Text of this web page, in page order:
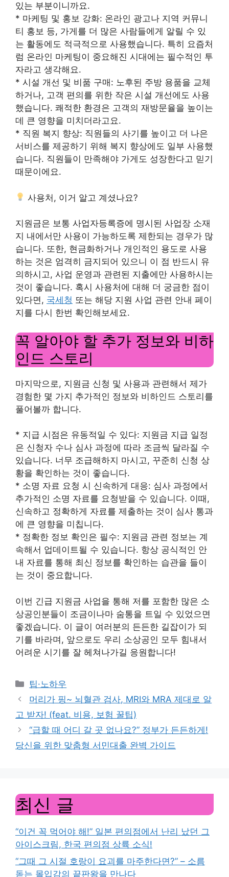
있는 부분이니까요.
* 마케팅 및 홍보 강화: 온라인 광고나 지역 커뮤니
티 홍보 등, 가게를 더 많은 사람들에게 알릴 수 있
는 활동에도 적극적으로 사용했습니다. 특히 요즘처
럼 온라인 마케팅이 중요해진 시대에는 필수적인 투
자라고 생각해요.
* 시설 개선 및 비품 구매: 노후된 주방 용품을 교체
하거나, 고객 편의를 위한 작은 시설 개선에도 사용
했습니다. 쾌적한 환경은 고객의 재방문율을 높이는
데 큰 영향을 미치더라고요.
* 직원 복지 향상: 직원들의 사기를 높이고 더 나은
서비스를 제공하기 위해 복지 향상에도 일부 사용했
습니다. 직원들이 만족해야 가게도 성장한다고 믿기
때문이에요.
사용처, 이거 알고 계셨나요?
지원금은 보통 사업자등록증에 명시된 사업장 소재
지 내에서만 사용이 가능하도록 제한되는 경우가 많
습니다. 또한, 현금화하거나 개인적인 용도로 사용
하는 것은 엄격히 금지되어 있으니 이 점 반드시 유
의하시고, 사업 운영과 관련된 지출에만 사용하시는
것이 좋습니다. 혹시 사용처에 대해 더 궁금한 점이
있다면, 국세청 또는 해당 지원 사업 관련 안내 페이
지를 다시 한번 확인해보세요.
꼭 알아야 할 추가 정보와 비하
인드 스토리
마지막으로, 지원금 신청 및 사용과 관련해서 제가
경험한 몇 가지 추가적인 정보와 비하인드 스토리를
풀어볼까 합니다.
* 지급 시점은 유동적일 수 있다: 지원금 지급 일정
은 신청자 수나 심사 과정에 따라 조금씩 달라질 수
있습니다. 너무 조급해하지 마시고, 꾸준히 신청 상
황을 확인하는 것이 좋습니다.
* 소명 자료 요청 시 신속하게 대응: 심사 과정에서
추가적인 소명 자료를 요청받을 수 있습니다. 이때,
신속하고 정확하게 자료를 제출하는 것이 심사 통과
에 큰 영향을 미칩니다.
* 정확한 정보 확인은 필수: 지원금 관련 정보는 계
속해서 업데이트될 수 있습니다. 항상 공식적인 안
내 자료를 통해 최신 정보를 확인하는 습관을 들이
는 것이 중요합니다.
이번 긴급 지원금 사업을 통해 저를 포함한 많은 소
상공인분들이 조금이나마 숨통을 트일 수 있었으면
좋겠습니다. 이 글이 여러분의 든든한 길잡이가 되
기를 바라며, 앞으로도 우리 소상공인 모두 힘내서
어려운 시기를 잘 헤쳐나가길 응원합니다!
Categories
팁·노하우
머리가 핑~ 뇌혈관 검사, MRI와 MRA 제대로 알
고 받자! (feat. 비용, 보험 꿀팁)
“급할 때 어디 갈 곳 없나요?” 정부가 든든하게!
당신을 위한 맞춤형 서민대출 완벽 가이드
최신 글
“이건 꼭 먹어야 해!” 일본 편의점에서 난리 났던 그
아이스크림, 한국 편의점 상륙 소식!
“그때 그 시절 호랑이 요괴를 마주한다면?” – 소름
돋는 몰입감의 끝판왕을 만나다